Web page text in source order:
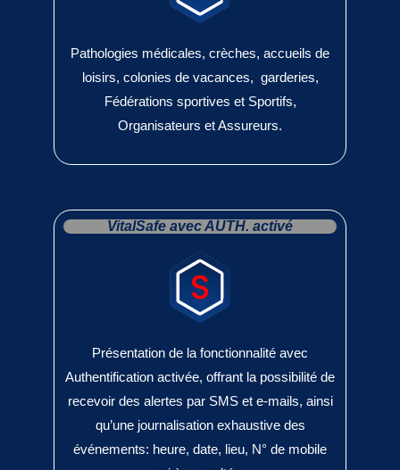
Pathologies médicales, crèches, accueils de
loisirs, colonies de vacances, garderies,
Fédérations sportives et Sportifs,
Organisateurs et Assureurs.
VitalSafe avec AUTH. activé
Présentation de la fonctionnalité avec
Authentification activée, offrant la possibilité de
recevoir des alertes par SMS et e-mails, ainsi
qu’une journalisation exhaustive des
événements: heure, date, lieu, N° de mobile